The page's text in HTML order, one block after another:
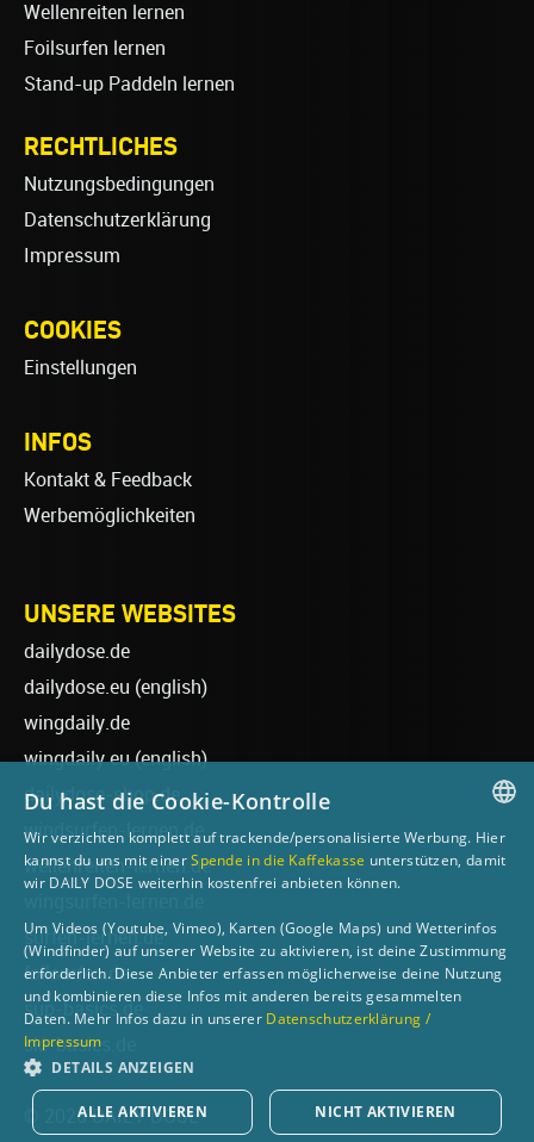
Wellenreiten lernen
Foilsurfen lernen
Stand-up Paddeln lernen
RECHTLICHES
Nutzungsbedingungen
Datenschutzerklärung
Impressum
COOKIES
Einstellungen
INFOS
Kontakt & Feedback
Werbemöglichkeiten
UNSERE WEBSITES
dailydose.de
dailydose.eu (english)
wingdaily.de
wingdaily.eu(english)
dailydose-shop.de
windsurfen-lernen.de
wellenreiten-lernen.de
surfen-lernen.de
foilsurfen.de
sup-basics.de
ski-basics.de
© 2026 DAILY DOSE
GERMAN
Du hast die Cookie-Kontrolle
Wir verzichten komplett auf trackende/personalisierte Werbung. Hier
kannst du uns mit einerSpende in die Kaffekasse unterstützen, damit
wir DAILY DOSE weiterhin kostenfrei anbieten können.
Um Videos (Youtube, Vimeo), Karten (Google Maps) und Wetterinfos
(Windfinder) auf unserer Website zu aktivieren, ist deine Zustimmung
erforderlich. Diese Anbieter erfassen möglicherweise deine Nutzung
und kombinieren diese Infos mit anderen bereits gesammelten
Daten. Mehr Infos dazu in unserer Datenschutzerklärung /
Impressum
DETAILS ANZEIGEN
ALLE AKTIVIEREN NICHT AKTIVIEREN